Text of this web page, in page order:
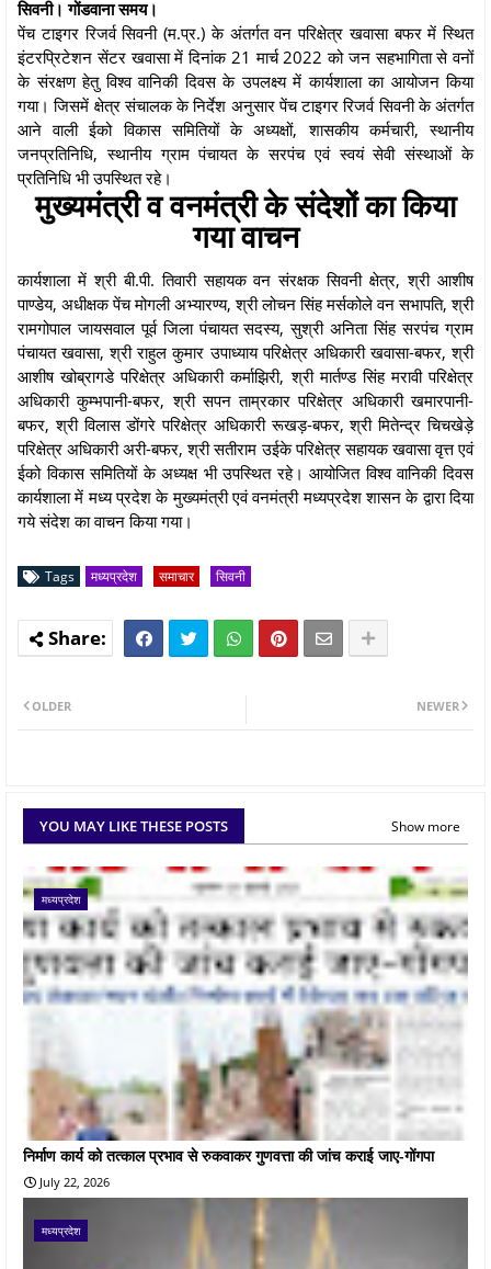
सिवनी। गोंडवाना समय।
पेंच टाइगर रिजर्व सिवनी (म.प्र.) के अंतर्गत वन परिक्षेत्र खवासा बफर में स्थित
इंटरप्रिटेशन सेंटर खवासा में दिनांक 21 मार्च 2022 को जन सहभागिता से वनों
के संरक्षण हेतु विश्व वानिकी दिवस के उपलक्ष्य में कार्यशाला का आयोजन किया
गया। जिसमें क्षेत्र संचालक के निर्देश अनुसार पेंच टाइगर रिजर्व सिवनी के अंतर्गत
आने वाली ईको विकास समितियों के अध्यक्षों, शासकीय कर्मचारी, स्थानीय
जनप्रतिनिधि, स्थानीय ग्राम पंचायत के सरपंच एवं स्वयं सेवी संस्थाओं के
प्रतिनिधि भी उपस्थित रहे।
मुख्यमंत्री व वनमंत्री के संदेशों का किया
गया वाचन
कार्यशाला में श्री बी.पी. तिवारी सहायक वन संरक्षक सिवनी क्षेत्र, श्री आशीष
पाण्डेय, अधीक्षक पेंच मोगली अभ्यारण्य, श्री लोचन सिंह मर्सकोले वन सभापति, श्री
रामगोपाल जायसवाल पूर्व जिला पंचायत सदस्य, सुश्री अनिता सिंह सरपंच ग्राम
पंचायत खवासा, श्री राहुल कुमार उपाध्याय परिक्षेत्र अधिकारी खवासा-बफर, श्री
आशीष खोब्रागडे परिक्षेत्र अधिकारी कर्माझिरी, श्री मार्तण्ड सिंह मरावी परिक्षेत्र
अधिकारी कुम्भपानी-बफर, श्री सपन ताम्रकार परिक्षेत्र अधिकारी खमारपानी-
बफर, श्री विलास डोंगरे परिक्षेत्र अधिकारी रूखड़-बफर, श्री मितेन्द्र चिचखेड़े
परिक्षेत्र अधिकारी अरी-बफर, श्री सतीराम उईके परिक्षेत्र सहायक खवासा वृत्त एवं
ईको विकास समितियों के अध्यक्ष भी उपस्थित रहे। आयोजित विश्व वानिकी दिवस
कार्यशाला में मध्य प्रदेश के मुख्यमंत्री एवं वनमंत्री मध्यप्रदेश शासन के द्वारा दिया
गये संदेश का वाचन किया गया।
Tags मध्यप्रदेश समाचार सिवनी
NEWER
OLDER
YOU MAY LIKE THESE POSTS Show more
मध्यप्रदेश
निर्माण कार्य को तत्काल प्रभाव से रुकवाकर गुणवत्ता की जांच कराई जाए-गोंगपा
July 22, 2026
मध्यप्रदेश